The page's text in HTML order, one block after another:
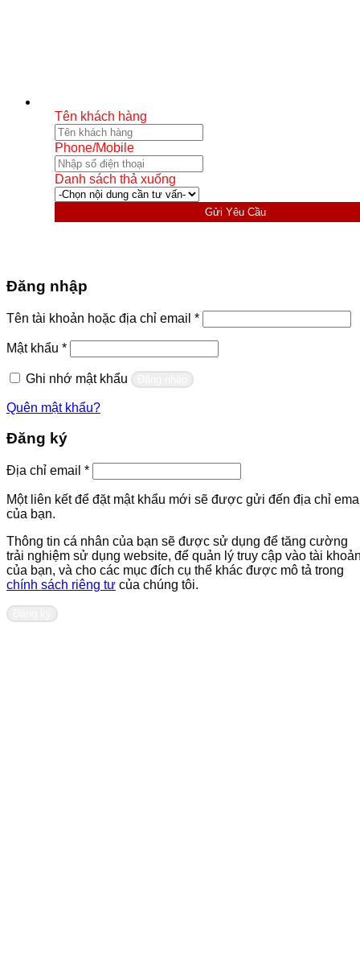
Tên khách hàng
Phone/Mobile
Danh sách thả xuống
Gửi Yêu Cầu
Đăng nhập
Tên tài khoản hoặc địa chỉ email *Bắt
buộc
Mật khẩu *Bắt
buộc
Ghi nhớ mật khẩu
Quên mật khẩu?
Đăng ký
Địa chỉ email *Bắt
buộc
Một liên kết để đặt mật khẩu mới sẽ được gửi đến địa chỉ
của bạn.
Thông tin cá nhân của bạn sẽ được sử dụng để tăng cường
trải nghiệm sử dụng website, để quản lý truy cập vào tài
của bạn, và cho các mục đích cụ thể khác được mô tả trong
chính sách riêng tư của chúng tôi.